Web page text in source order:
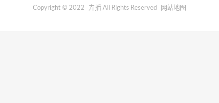
Copyright © 2022
卉播 All Rights Reserved 网站地图